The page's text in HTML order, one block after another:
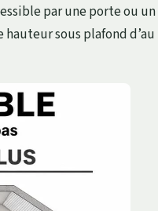
par une porte ou un
sous plafond d’au